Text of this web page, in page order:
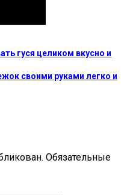
гуся целиком вкусно и
своими руками легко и
Обязательные